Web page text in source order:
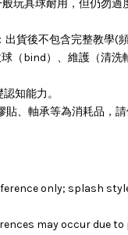
般玩具球耐用，但仍勿
出貨後不包含完整教學(
（bind）、維護（清洗
知能力。
貼、軸承等為消耗品，
only; splash
may occur due